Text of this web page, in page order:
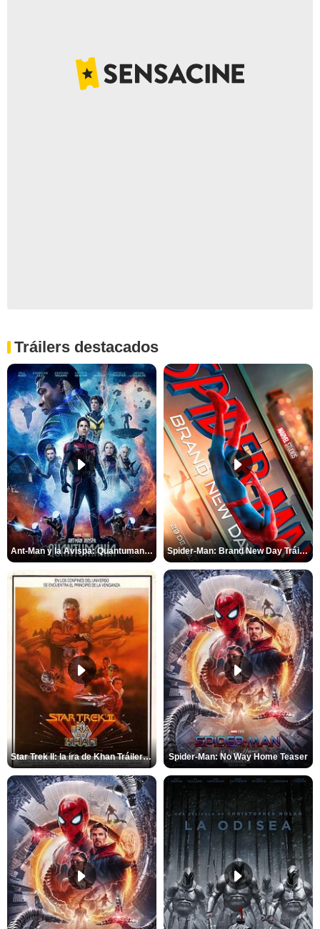
Tráilers destacados
Ant-Man y la Avispa: Quantumanía Tráiler (2) Spider-Man: Brand New Day Tráiler (3)
Star Trek II: la ira de Khan Tráiler VO Spider-Man: No Way Home Teaser